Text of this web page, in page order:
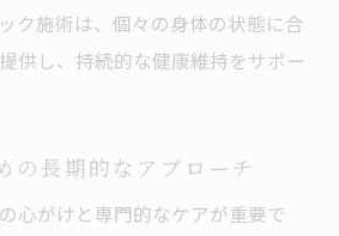
ク施術は、個々の身体の状態に合
供し、持続的な健康維持をサポー
の長期的なアプローチ
心がけと専門的なケアが重要で